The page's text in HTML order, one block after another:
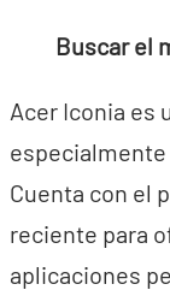
Buscar el
Acer Iconia es
Cuenta con el
reciente para
aplicaciones